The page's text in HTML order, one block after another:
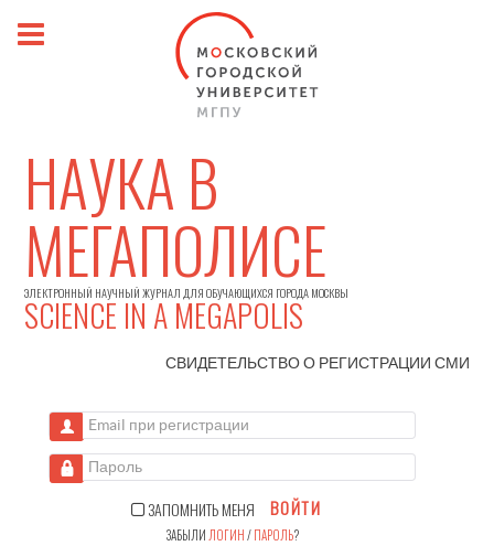
НАУКА В
МЕГАПОЛИСЕ
ЭЛЕКТРОННЫЙ НАУЧНЫЙ ЖУРНАЛ ДЛЯ ОБУЧАЮЩИХСЯ ГОРОДА МОСКВЫ
SCIENCE IN A MEGAPOLIS
СВИДЕТЕЛЬСТВО О РЕГИСТРАЦИИСМИ
Email при регистрации
Пароль
ЗАПОМНИТЬ МЕНЯ ВОЙТИ
ЗАБЫЛИ ЛОГИН/ПАРОЛЬ?